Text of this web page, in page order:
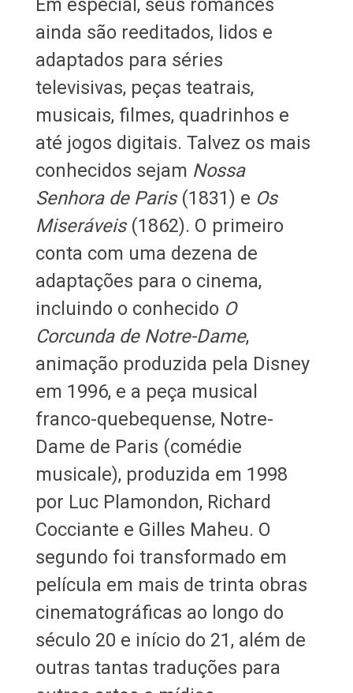
Em especial, seus romances
ainda são reeditados, lidos e
adaptados para séries
televisivas, peças teatrais,
musicais, filmes, quadrinhos e
até jogos digitais. Talvez os mais
conhecidos sejam Nossa
Senhora de Paris(1831) e Os
Miseráveis(1862). O primeiro
conta com uma dezena de
adaptações para o cinema,
incluindo o conhecido O
Corcunda de Notre-Dame,
animação produzida pela Disney
em 1996, e a peça musical
franco-quebequense, Notre-
Dame de Paris (comédie
musicale), produzida em 1998
por Luc Plamondon, Richard
Cocciante e Gilles Maheu. O
segundo foi transformado em
película em mais de trinta obras
cinematográficas ao longo do
século 20 e início do 21, além de
outras tantas traduções para